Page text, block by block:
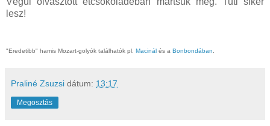
lesz!
"Eredetibb" hamis Mozart-golyók találhatók pl. Macinál és a Bonbondában.
Praliné Zsuzsi dátum: 13:17
Megosztás